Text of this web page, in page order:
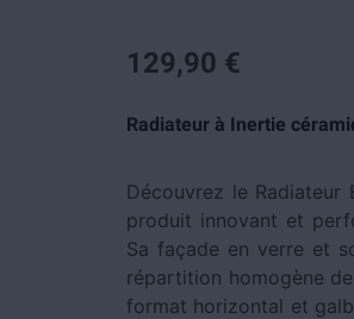
129,90 €
Radiateur à Inertie
Découvrez le Radiateur
produit innovant et
Sa façade en verre et
répartition homogène
format horizontal et